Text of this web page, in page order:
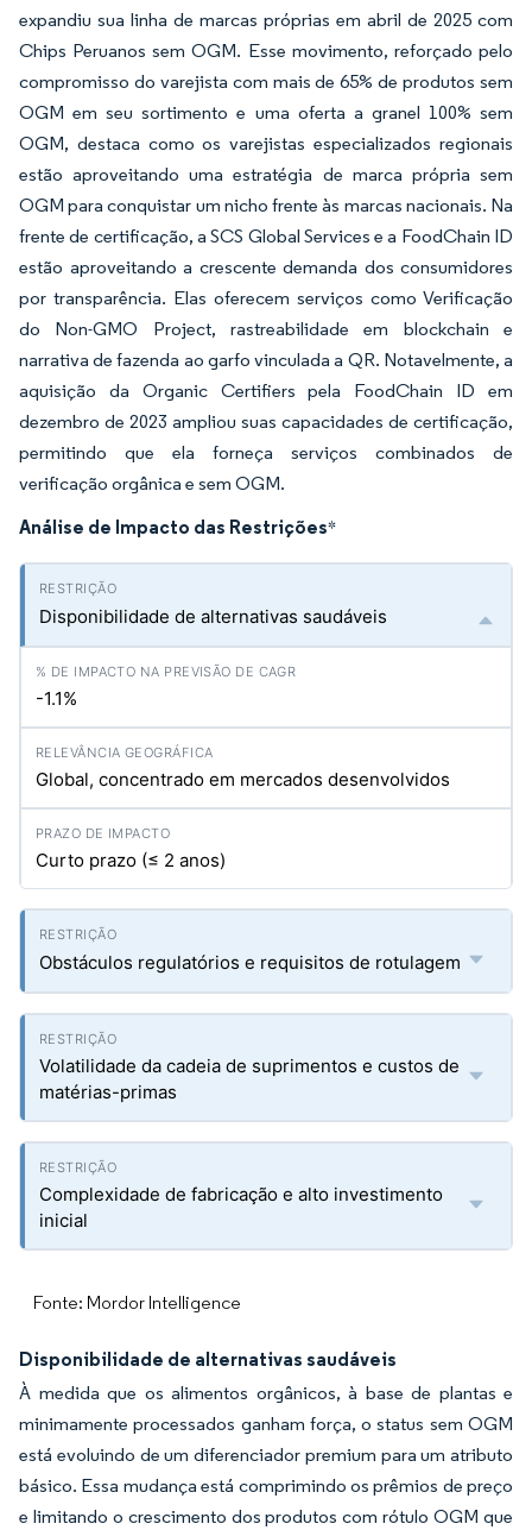
expandiu sua linha de marcas próprias em abril de 2025 com
Chips Peruanos sem OGM. Esse movimento, reforçado pelo
compromisso do varejista com mais de 65% de produtos sem
OGM em seu sortimento e uma oferta a granel 100% sem
OGM, destaca como os varejistas especializados regionais
estão aproveitando uma estratégia de marca própria sem
OGM para conquistar um nicho frente às marcas nacionais. Na
frente de certificação, a SCS Global Services e a FoodChain ID
estão aproveitando a crescente demanda dos consumidores
por transparência. Elas oferecem serviços como Verificação
do Non-GMO Project, rastreabilidade em blockchain e
narrativa de fazenda ao garfo vinculada a QR. Notavelmente, a
aquisição da Organic Certifiers pela FoodChain ID em
dezembro de 2023 ampliou suas capacidades de certificação,
permitindo que ela forneça serviços combinados de
verificação orgânica e sem OGM.
Análise de Impacto das Restrições*
Disponibilidade de alternativas saudáveis
-1.1%
Global, concentrado em mercados desenvolvidos
Curto prazo (≤ 2 anos)
Obstáculos regulatórios e requisitos de rotulagem
Volatilidade da cadeia de suprimentos e custos de
matérias-primas
Complexidade de fabricação e alto investimento
inicial
Fonte: Mordor Intelligence
Disponibilidade de alternativas saudáveis
À medida que os alimentos orgânicos, à base de plantas e
minimamente processados ganham força, o status sem OGM
está evoluindo de um diferenciador premium para um atributo
básico. Essa mudança está comprimindo os prêmios de preço
e limitando o crescimento dos produtos com rótulo OGM que